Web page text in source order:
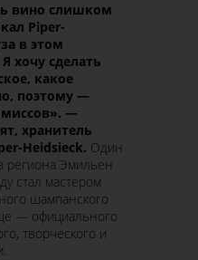
вино слишком
Piper-
в этом
хочу сделать
какое
поэтому —
». —
, хранитель
Heidsieck. Один
региона Эмильен
стал мастером
шампанского
— официального
творческого и